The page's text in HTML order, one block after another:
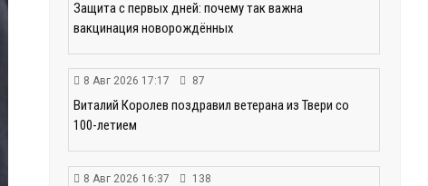
Защита с первых дней: почему так важна
вакцинация новорождённых
8 Авг 2026 17:17 87
Виталий Королев поздравил ветерана из Твери со
100-летием
8 Авг 2026 16:37 138